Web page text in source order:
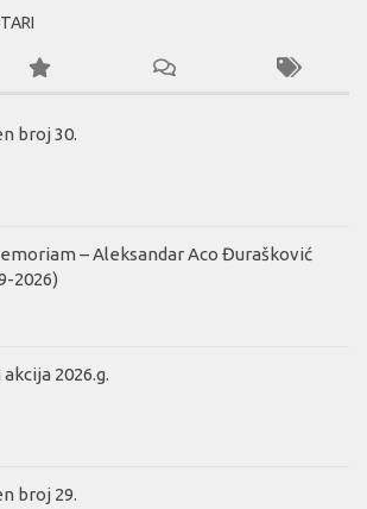
broj 30.
– Aleksandar Aco Đurašković
2026)
akcija 2026.g.
broj 29.